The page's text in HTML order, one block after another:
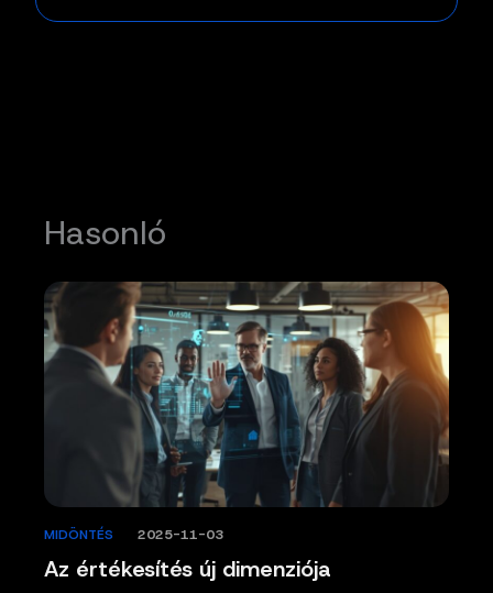
Hasonló
Az értékesítés új dimenziója
MIDÖNTÉS 2025-11-03